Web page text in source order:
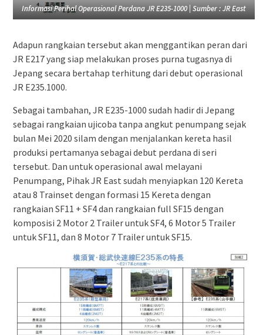
Informasi Perihal Operasional Perdana JR E235-1000 | Sumber : JR East
Adapun rangkaian tersebut akan menggantikan peran dari
JR E217 yang siap melakukan proses purna tugasnya di
Jepang secara bertahap terhitung dari debut operasional
JR E235.1000.
Sebagai tambahan, JR E235-1000 sudah hadir di Jepang
sebagai rangkaian ujicoba tanpa angkut penumpang sejak
bulan Mei 2020 silam dengan menjalankan kereta hasil
produksi pertamanya sebagai debut perdana di seri
tersebut. Dan untuk operasional awal melayani
Penumpang, Pihak JR East sudah menyiapkan 120 Kereta
atau 8 Trainset dengan formasi 15 Kereta dengan
rangkaian SF11 + SF4 dan rangkaian full SF15 dengan
komposisi 2 Motor 2 Trailer untuk SF4, 6 Motor 5 Trailer
untuk SF11, dan 8 Motor 7 Trailer untuk SF15.